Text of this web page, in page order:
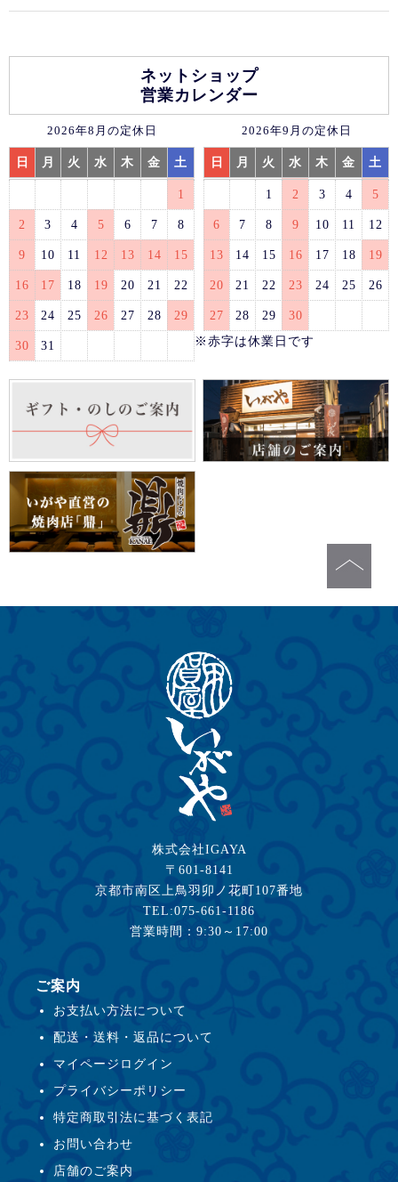
ネットショップ
営業カレンダー
2026年8月の定休日
日 月 火 水 木 金 土
1
2 3 4 5 6 7 8
9 10 11 12 13 14 15
16 17 18 19 20 21 22
23 24 25 26 27 28 29
30 31
2026年9月の定休日
日 月 火 水 木 金 土
1 2 3 4 5
6 7 8 9 10 11 12
13 14 15 16 17 18 19
20 21 22 23 24 25 26
27 28 29
30
※赤字は休業日です
株式会社IGAYA
〒601-8141
京都市南区上鳥羽卯ノ花町107番地
TEL:075-661-1186
営業時間：9:30～17:00
ご案内
お支払い方法について
配送・送料・返品について
マイページログイン
プライバシーポリシー
特定商取引法に基づく表記
お問い合わせ
店舗のご案内